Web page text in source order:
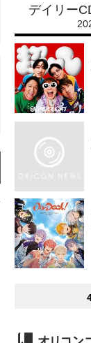
デイリー